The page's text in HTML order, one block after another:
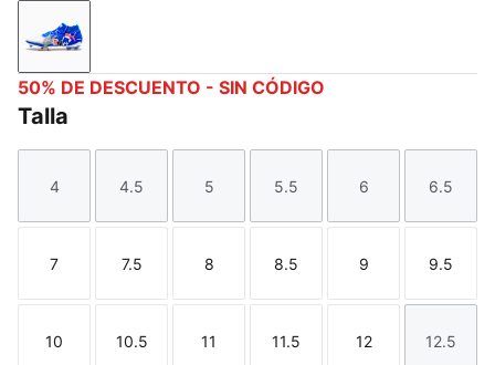
PUMA White-Ultra Blue-Feather Gray-PUMA Black-
50% DE DESCUENTO - SIN CÓDIGO
Talla
Talla
4
Talla
4.5
Talla
5
Talla
5.5
Talla
6
Talla
6.5
Talla
7
Talla
7.5
Talla
8
Talla
8.5
Talla
9
Talla
9.5
Talla
10
Talla
10.5
Talla
11
Talla
11.5
Talla
12
Talla
12.5